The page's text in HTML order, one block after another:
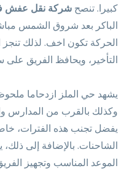
كبيرا. تنصح شركة نقل عفش
الباكر بعد شروق الشمس
الحركة تكون اخف. لذلك
التأخير، ويحافظ الفريق على
يشهد حي الملز ازدحاما
وكذلك بالقرب من المدارس
يفضل تجنب هذه الفترات،
الشاحنات. بالإضافة إلى
الموعد المناسب وتجهيز